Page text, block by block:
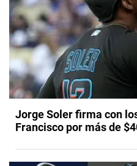
Jorge Soler firma con
Francisco por más de